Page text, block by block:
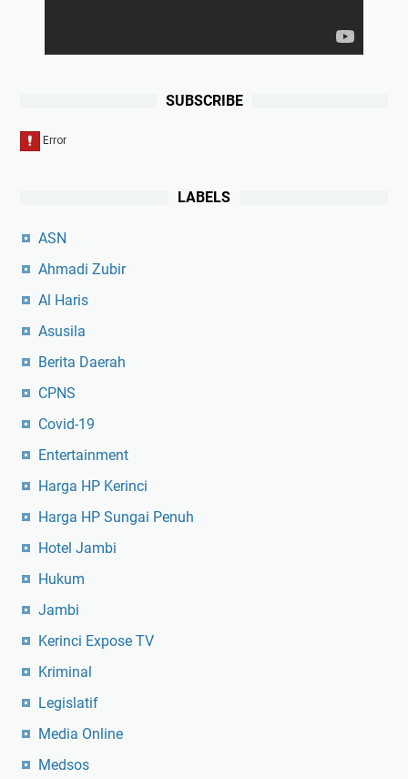
SUBSCRIBE
LABELS
ASN
Ahmadi Zubir
Al Haris
Asusila
Berita Daerah
CPNS
Covid-19
Entertainment
Harga HP Kerinci
Harga HP Sungai Penuh
Hotel Jambi
Hukum
Jambi
Kerinci Expose TV
Kriminal
Legislatif
Media Online
Medsos